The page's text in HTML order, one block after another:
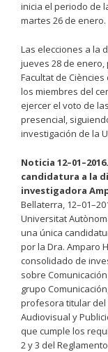
inicia el periodo de
martes 26 de enero.
Las elecciones a la
jueves 28 de enero,
Facultat de Ciències
los miembres del
ejercer el voto de
presencial,
investigación de la
Noticia
candidatura a la
investigadora
Bellaterra,
Universitat
una única
por la Dra. Amparo
consolidado de
sobre
grupo
profesora titular del
Audiovisual y
que cumple los
2 y 3 del